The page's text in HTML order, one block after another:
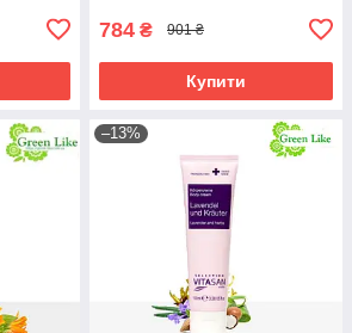
784 ₴ 901 ₴
Купити
–13%